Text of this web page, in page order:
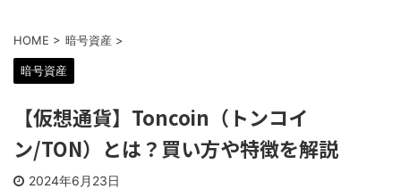
HOME > 暗号資産 >
暗号資産
【仮想通貨】Toncoin（トンコイ
ン/TON）とは？買い方や特徴を解説
2024年6月23日